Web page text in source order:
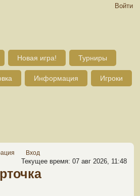
Войти
Новая игра! Турниры
Информация Игроки
Вход
Текущее время: 07 авг 2026, 11:48